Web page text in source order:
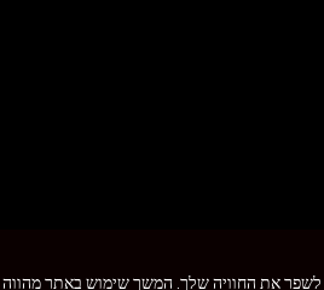
את החוויה שלך. המשך שימוש באתר